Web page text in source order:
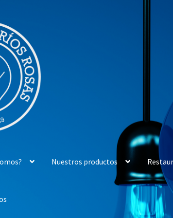
Nuestros productos